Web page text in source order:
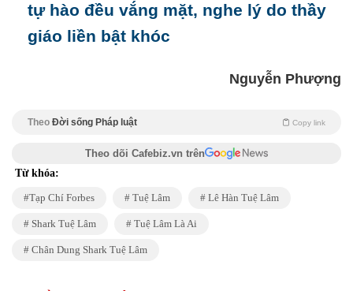
tự hào đều vắng mặt, nghe lý do thầy
giáo liền bật khóc
Nguyễn Phượng
Theo Đời sống Pháp luật Copy link
Theo dõi Cafebiz.vn trên
Từ khóa:
Tạp Chí Forbes Tuệ Lâm Lê Hàn Tuệ Lâm
Shark Tuệ Lâm Tuệ Lâm Là Ai
Chân Dung Shark Tuệ Lâm